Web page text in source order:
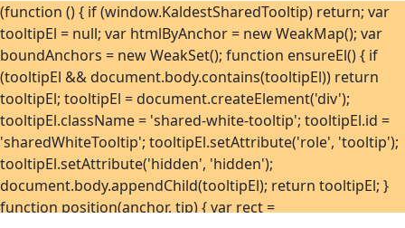
(function () { if (window.KaldestSharedTooltip) return; var
tooltipEl = null; var htmlByAnchor = new WeakMap(); var
boundAnchors = new WeakSet(); function ensureEl() { if
(tooltipEl && document.body.contains(tooltipEl)) return
tooltipEl; tooltipEl = document.createElement('div');
tooltipEl.className = 'shared-white-tooltip'; tooltipEl.id =
'sharedWhiteTooltip'; tooltipEl.setAttribute('role', 'tooltip');
tooltipEl.setAttribute('hidden', 'hidden');
document.body.appendChild(tooltipEl); return tooltipEl; }
function position(anchor, tip) { var rect =